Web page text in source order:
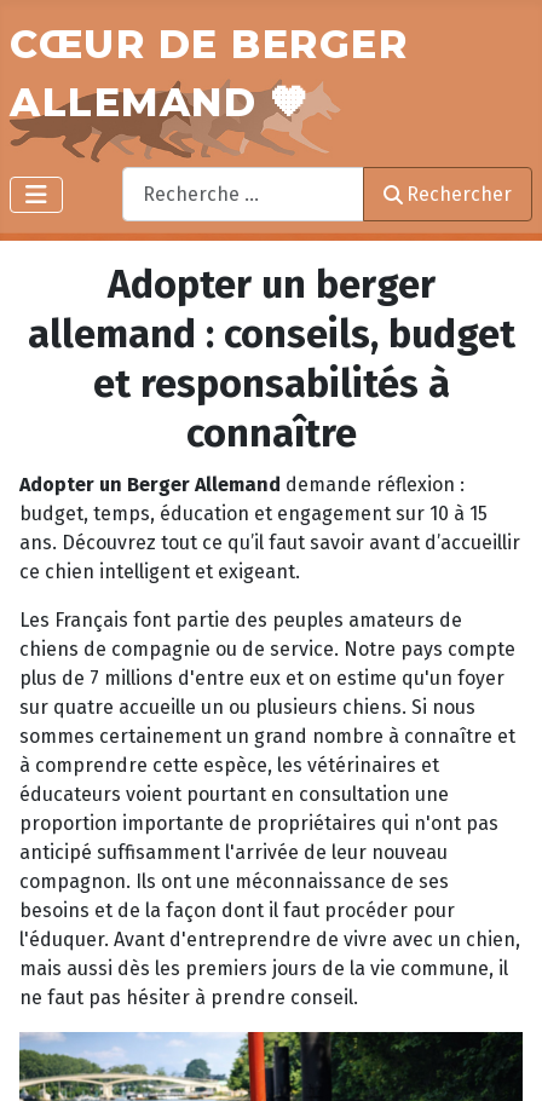
CŒUR DE BERGER
ALLEMAND 🧡
Rechercher
Rechercher
Adopter un berger
allemand : conseils, budget
et responsabilités à
connaître
Adopter un Berger Allemand demande réflexion :
budget, temps, éducation et engagement sur 10 à 15
ans. Découvrez tout ce qu’il faut savoir avant d’accueillir
ce chien intelligent et exigeant.
Les Français font partie des peuples amateurs de
chiens de compagnie ou de service. Notre pays compte
plus de 7 millions d'entre eux et on estime qu'un foyer
sur quatre accueille un ou plusieurs chiens. Si nous
sommes certainement un grand nombre à connaître et
à comprendre cette espèce, les vétérinaires et
éducateurs voient pourtant en consultation une
proportion importante de propriétaires qui n'ont pas
anticipé suffisamment l'arrivée de leur nouveau
compagnon. Ils ont une méconnaissance de ses
besoins et de la façon dont il faut procéder pour
l'éduquer. Avant d'entreprendre de vivre avec un chien,
mais aussi dès les premiers jours de la vie commune, il
ne faut pas hésiter à prendre conseil.